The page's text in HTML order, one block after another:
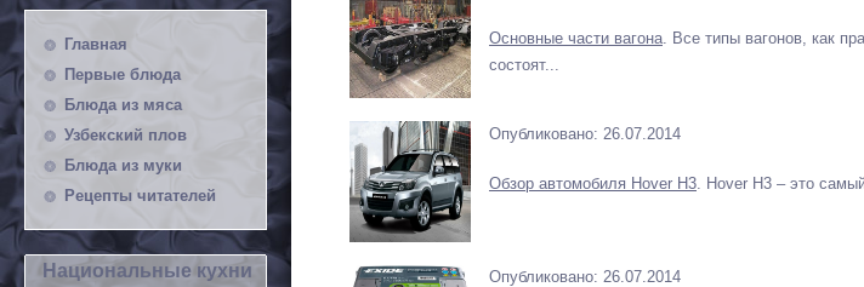
Главная
Первые блюда
Блюда из мяса
Узбекский плов
Блюда из муки
Рецепты читателей
Национальные кухни
Основные части вагона. Все типы вагонов, как
состоят...
Опубликовано: 26.07.2014
Обзор автомобиля Hover H3. Hover H3 – это
Опубликовано: 26.07.2014